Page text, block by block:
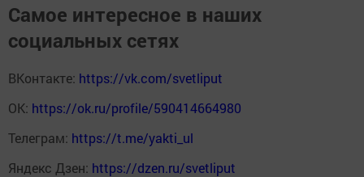
Самое интересное в наших
социальных сетях
ВКонтакте: https://vk.com/svetliput
ОК: https://ok.ru/profile/590414664980
Телеграм: https://t.me/yakti_ul
Яндекс Дзен: https://dzen.ru/svetliput